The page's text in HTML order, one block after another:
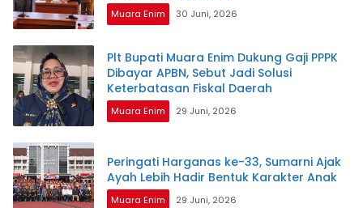
Muara Enim 30 Juni, 2026
Plt Bupati Muara Enim Dukung Gaji PPPK
Dibayar APBN, Sebut Jadi Solusi
Keterbatasan Fiskal Daerah
Muara Enim 29 Juni, 2026
Peringati Harganas ke-33, Sumarni Ajak
Ayah Lebih Hadir Bentuk Karakter Anak
Muara Enim 29 Juni, 2026